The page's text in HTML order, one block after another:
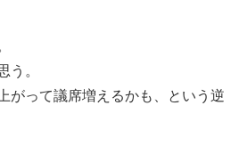
う。
がって議席増えるかも、という逆